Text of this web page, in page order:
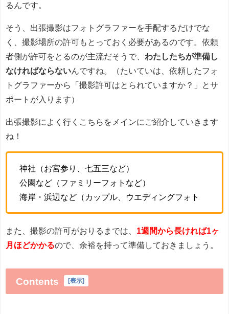
るんです。
そう、出張撮影はフォトグラファーを手配するだけでな
く、撮影場所の許可もとっておく必要があるのです。依頼
者側が許可をとるのが主流だそうで、 わたしたちが準備し
なければならないんですね。（たいていは、依頼したフォ
トグラファーから「撮影許可はとられていますか？」とサ
ポートが入ります）
出張撮影によく行くこちらをメインにご紹介していきます
ね！
神社（お宮参り、七五三など）
公園など（ファミリーフォトなど）
海岸・浜辺など（カップル、ウエディングフォト
また、撮影の許可がおりるまでは、 1週間から長ければ1ヶ
月ほどかかるので、余裕を持って準備しておきましょう。
Contents [表示]